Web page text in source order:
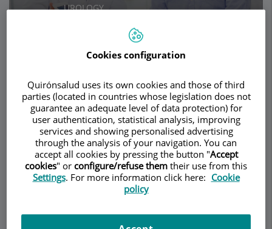
UROLOGY
DescriptionServicesTeamContactOpening hours
Cáncer de vejiga
¿Qué es? ¿Cuál es su incidencia?
El
Cookies configuration
Quirónsalud uses its own cookies and those of third
parties (located in countries whose legislation does not
guarantee an adequate level of data protection) for
user authentication, statistical analysis, improving
services and showing personalised advertising
through the analysis of your navigation. You can
accept all cookies by pressing the button "Accept
cookies" or configure/refuse them their use from this
Settings. For more information click here: Cookie
policy